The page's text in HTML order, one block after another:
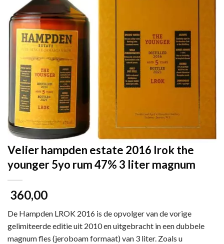
Velier hampden estate 2016 lrok the
younger 5yo rum 47% 3 liter magnum
360,00
De Hampden LROK 2016 is de opvolger van de vorige
gelimiteerde editie uit 2010 en uitgebracht in een dubbele
magnum fles (jeroboam formaat) van 3 liter. Zoals u